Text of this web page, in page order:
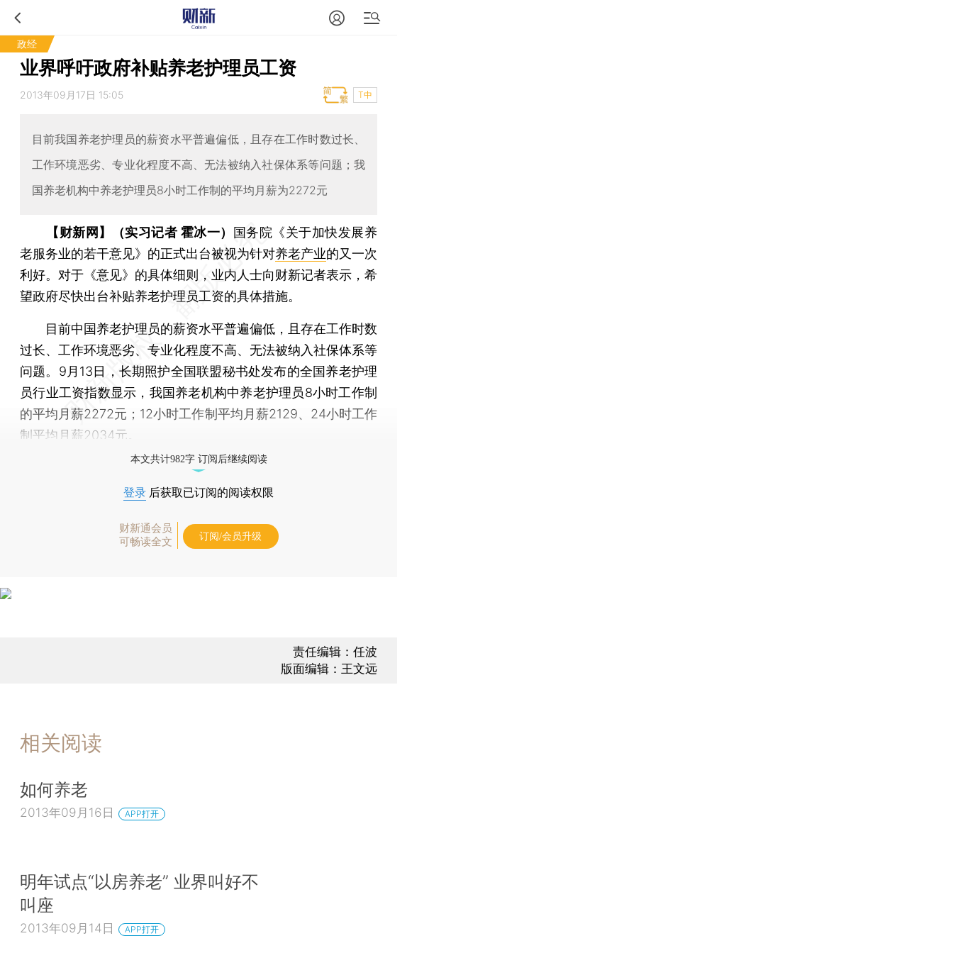
政经
业界呼吁政府补贴养老护理员工资
2013年09月17日 15:05 T中
目前我国养老护理员的薪资水平普遍偏低，且存在工作时数过长、
工作环境恶劣、专业化程度不高、无法被纳入社保体系等问题；我
国养老机构中养老护理员8小时工作制的平均月薪为2272元
【财新网】（实习记者 霍冰一） 国务院《关于加快发展养
老服务业的若干意见》的正式出台被视为针对养老产业的又一次
利好。对于《意见》的具体细则，业内人士向财新记者表示，希
望政府尽快出台补贴养老护理员工资的具体措施。
目前中国养老护理员的薪资水平普遍偏低，且存在工作时数
过长、工作环境恶劣、专业化程度不高、无法被纳入社保体系等
问题。9月13日，长期照护全国联盟秘书处发布的全国养老护理
员行业工资指数显示，我国养老机构中养老护理员8小时工作制
的平均月薪2272元；12小时工作制平均月薪2129、24小时工作
制平均月薪2034元。
本文共计982字 订阅后继续阅读
登录 后获取已订阅的阅读权限
财新通会员
可畅读全文
订阅/会员升级
责任编辑：任波
版面编辑：王文远
相关阅读
如何养老
2013年09月16日 APP打开
明年试点“以房养老” 业界叫好不
叫座
2013年09月14日 APP打开